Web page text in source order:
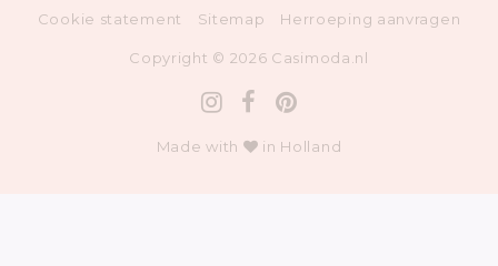
Cookie statement Sitemap Herroeping aanvragen
Copyright © 2026 Casimoda.nl
Made with in Holland